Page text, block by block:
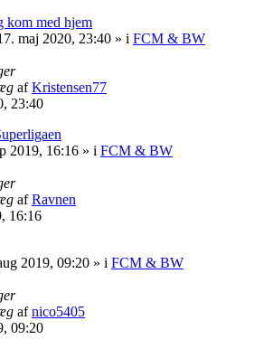
kom med hjem
maj 2020, 23:40 » i FCM & BW
afKristensen77
23:40
2019, 16:16 » i FCM & BW
afRavnen
16:16
2019, 09:20 » i FCM & BW
afnico5405
09:20